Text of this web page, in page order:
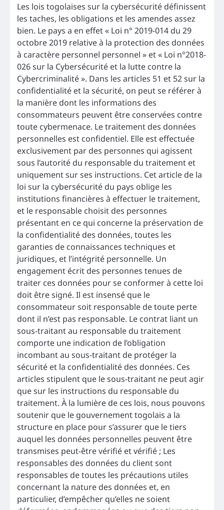
Les lois togolaises sur la cybersécurité définissent
les taches, les obligations et les amendes assez
bien. Le pays a en effet « Loi n° 2019-014 du 29
octobre 2019 relative à la protection des données
à caractère personnel personnel » et « Loi n°2018-
026 sur la Cybersécurité et la lutte contre la
Cybercriminalité ». Dans les articles 51 et 52 sur la
confidentialité et la sécurité, on peut se référer à
la manière dont les informations des
consommateurs peuvent être conservées contre
toute cybermenace. Le traitement des données
personnelles est confidentiel. Elle est effectuée
exclusivement par des personnes qui agissent
sous l’autorité du responsable du traitement et
uniquement sur ses instructions. Cet article de la
loi sur la cybersécurité du pays oblige les
institutions financières à effectuer le traitement,
et le responsable choisit des personnes
présentant en ce qui concerne la préservation de
la confidentialité des données, toutes les
garanties de connaissances techniques et
juridiques, et l’intégrité personnelle. Un
engagement écrit des personnes tenues de
traiter ces données pour se conformer à cette loi
doit être signé. Il est insensé que le
consommateur soit responsable de toute perte
dont il n’est pas responsable. Le contrat liant un
sous-traitant au responsable du traitement
comporte une indication de l’obligation
incombant au sous-traitant de protéger la
sécurité et la confidentialité des données. Ces
articles stipulent que le sous-traitant ne peut agir
que sur les instructions du responsable du
traitement. À la lumière de ces lois, nous pouvons
soutenir que le gouvernement togolais a la
structure en place pour s’assurer que le tiers
auquel les données personnelles peuvent être
transmises peut-être vérifié et vérifié ; Les
responsables des données du client sont
responsables de toutes les précautions utiles
concernant la nature des données et, en
particulier, d’empêcher qu’elles ne soient